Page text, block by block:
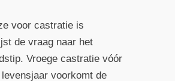
voor castratie is
de vraag naar het
Vroege castratie vóór
levensjaar voorkomt de